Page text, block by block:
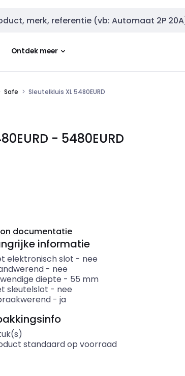
Ontdek meer
Safe Sleutelkluis XL 5480EURD
- 5480EURD
documentatie
informatie
elektronisch slot - nee
- nee
diepte - 55 mm
sleutelslot - nee
- ja
standaard op voorraad